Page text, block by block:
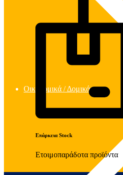
Οικοδομικά / Δομικά
Επάρκεια Stock
Ετοιμοπαράδοτα προϊόντα